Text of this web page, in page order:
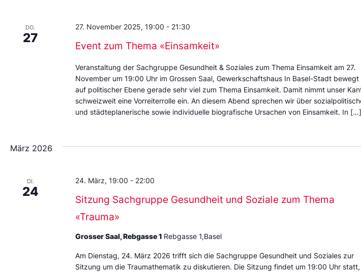
DO.
27
Event zum Thema «Einsamkeit»
27. November 2025, 19:00 - 21:30
Veranstaltung der Sachgruppe Gesundheit & Soziales zum Thema Einsamkeit am 27.
November um 19:00 Uhr im Grossen Saal, Gewerkschaftshaus In Basel-Stadt bewegt
auf politischer Ebene gerade sehr viel zum Thema Einsamkeit. Damit nimmt unser
schweizweit eine Vorreiterrolle ein. An diesem Abend sprechen wir über
und städteplanerische sowie individuelle biografische Ursachen von Einsamkeit. In […]
März 2026
DI.
24
Sitzung Sachgruppe Gesundheit und Soziale zum Thema
«Trauma»
24. März, 19:00 - 22:00
Grosser Saal, Rebgasse 1 Rebgasse 1,Basel
Am Dienstag, 24. März 2026 trifft sich die Sachgruppe Gesundheit und Soziales zur
Sitzung um die Traumathematik zu diskutieren. Die Sitzung findet um 19:00 Uhr statt,